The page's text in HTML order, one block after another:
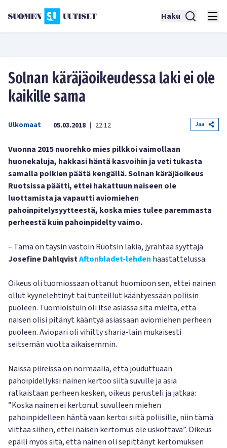
Haku
Solnan käräjäoikeudessa laki ei ole
kaikille sama
Ulkomaat 05.03.2018 | 22:12 Jaa
Vuonna 2015 nuorehko mies pilkkoi vaimollaan
huonekaluja, hakkasi häntä kasvoihin ja veti tukasta
samalla polkien päätä kengällä. Solnan käräjäoikeus
Ruotsissa päätti, ettei hakattuun naiseen ole
luottamista ja vapautti aviomiehen
pahoinpitelysyytteestä, koska mies tulee paremmasta
perheestä kuin pahoinpidelty vaimo.
– Tämä on täysin vastoin Ruotsin lakia, jyrähtää syyttäjä
Josefine DahlqvistAftonbladet-lehden haastattelussa.
Oikeus oli tuomiossaan ottanut huomioon sen, ettei nainen
ollut kyynelehtinyt tai tunteillut kääntyessään poliisin
puoleen. Tuomioistuin oli itse asiassa sitä mieltä, että
naisen olisi pitänyt kääntyä asiassaan aviomiehen perheen
puoleen. Aviopari oli vihitty sharia-lain mukaisesti
seitsemän vuotta aikaisemmin.
Näissä piireissä on normaalia, että jouduttuaan
pahoipidellyksi nainen kertoo siitä suvulle ja asia
ratkaistaan perheen kesken, oikeus perusteli ja jatkaa:
”Koska nainen ei kertonut suvulleen miehen
pahoinpidelleen häntä vaan kertoi siitä poliisille, niin tämä
viittaa siihen, ettei naisen kertomus ole uskottava”. Oikeus
epäili myös sitä, että nainen oli sepittänyt kertomuksen